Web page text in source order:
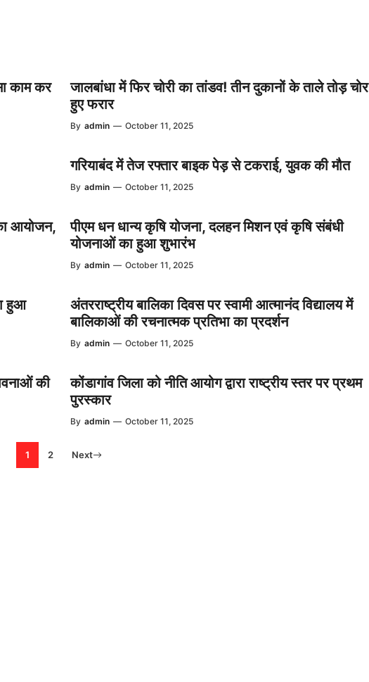
काम कर
जालबांधा में फिर चोरी का तांडव! तीन दुकानों के ताले तोड़ चोर
हुए फरार
By admin — October 11, 2025
गरियाबंद में तेज रफ्तार बाइक पेड़ से टकराई, युवक की मौत
By admin — October 11, 2025
आयोजन,
पीएम धन धान्य कृषि योजना, दलहन मिशन एवं कृषि संबंधी
योजनाओं का हुआ शुभारंभ
By admin — October 11, 2025
हुआ
अंतरराष्ट्रीय बालिका दिवस पर स्वामी आत्मानंद विद्यालय में
बालिकाओं की रचनात्मक प्रतिभा का प्रदर्शन
By admin — October 11, 2025
की
कोंडागांव जिला को नीति आयोग द्वारा राष्ट्रीय स्तर पर प्रथम
पुरस्कार
By admin — October 11, 2025
1 2 Next